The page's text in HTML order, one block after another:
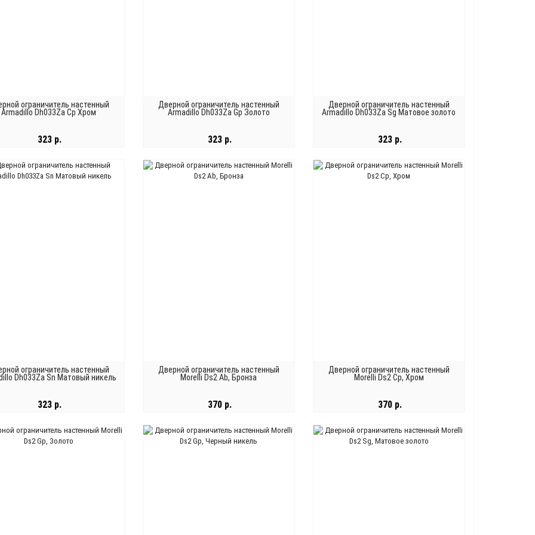
ограничитель настенный
Armadillo Dh033Za Cp Хром
323 р.
В КОРЗИНУ
Дверной ограничитель настенный
Armadillo Dh033Za Gp Золото
323 р.
В КОРЗИНУ
Дверной ограничитель настенный
Armadillo Dh033Za Sg Матовое золото
323 р.
В КОРЗИНУ
ограничитель настенный
Dh033Za Sn Матовый никель
323 р.
В КОРЗИНУ
Дверной ограничитель настенный
Morelli Ds2 Ab, Бронза
370 р.
В КОРЗИНУ
Дверной ограничитель настенный
Morelli Ds2 Cp, Хром
370 р.
В КОРЗИНУ